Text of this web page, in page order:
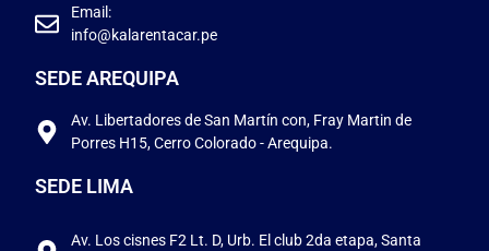
Email:
info@kalarentacar.pe
SEDE AREQUIPA
Av. Libertadores de San Martín con, Fray Martin de
Porres H15, Cerro Colorado - Arequipa.
SEDE LIMA
Av. Los cisnes F2 Lt. D, Urb. El club 2da etapa, Santa